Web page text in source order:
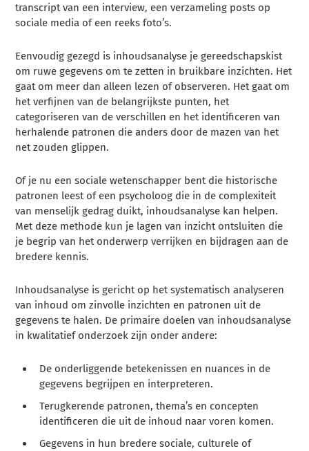
transcript van een interview, een verzameling posts op
sociale media of een reeks foto’s.
Eenvoudig gezegd is inhoudsanalyse je gereedschapskist
om ruwe gegevens om te zetten in bruikbare inzichten. Het
gaat om meer dan alleen lezen of observeren. Het gaat om
het verfijnen van de belangrijkste punten, het
categoriseren van de verschillen en het identificeren van
herhalende patronen die anders door de mazen van het
net zouden glippen.
Of je nu een sociale wetenschapper bent die historische
patronen leest of een psycholoog die in de complexiteit
van menselijk gedrag duikt, inhoudsanalyse kan helpen.
Met deze methode kun je lagen van inzicht ontsluiten die
je begrip van het onderwerp verrijken en bijdragen aan de
bredere kennis.
Inhoudsanalyse is gericht op het systematisch analyseren
van inhoud om zinvolle inzichten en patronen uit de
gegevens te halen. De primaire doelen van inhoudsanalyse
in kwalitatief onderzoek zijn onder andere:
De onderliggende betekenissen en nuances in de
gegevens begrijpen en interpreteren.
Terugkerende patronen, thema’s en concepten
identificeren die uit de inhoud naar voren komen.
Gegevens in hun bredere sociale, culturele of